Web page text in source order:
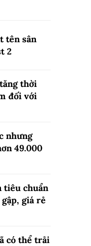
tên sân
2
thời
đối với
nhưng
49.000
tiêu chuẩn
giá rẻ
có thể trải